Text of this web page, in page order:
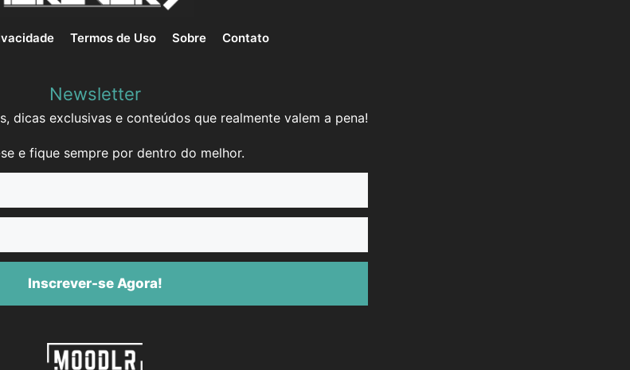
Termos de Uso Sobre Contato
Newsletter
dicas exclusivas e conteúdos que realmente valem a pena!
e fique sempre por dentro do melhor.
Inscrever-se Agora!